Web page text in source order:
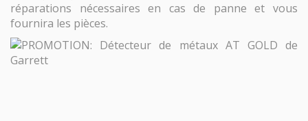
réparations nécessaires en cas de panne et vous
fournira les pièces.